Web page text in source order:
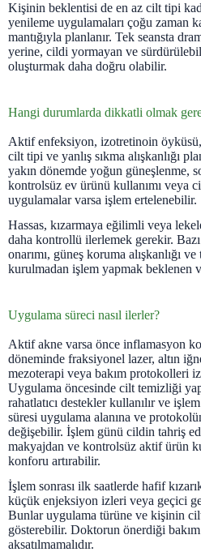
Kişinin beklentisi de en az cilt tipi
yenileme uygulamaları çoğu zaman
mantığıyla planlanır. Tek seansta
yerine, cildi yormayan ve
oluşturmak daha doğru olabilir.
Hangi durumlarda dikkatli olmak
Aktif enfeksiyon, izotretinoin
cilt tipi ve yanlış sıkma alışkanlığı
yakın dönemde yoğun güneşlenme,
kontrolsüz ev ürünü kullanımı veya
uygulamalar varsa işlem ertelenebilir.
Hassas, kızarmaya eğilimli veya
daha kontrollü ilerlemek gerekir.
onarımı, güneş koruma alışkanlığı
kurulmadan işlem yapmak beklenen
Uygulama süreci nasıl ilerler?
Aktif akne varsa önce inflamasyon
döneminde fraksiyonel lazer, altın
mezoterapi veya bakım protokolleri
Uygulama öncesinde cilt temizliği
rahatlatıcı destekler kullanılır ve
süresi uygulama alanına ve
değişebilir. İşlem günü cildin tahriş
makyajdan ve kontrolsüz aktif ürün
konforu artırabilir.
İşlem sonrası ilk saatlerde hafif
küçük enjeksiyon izleri veya geçici
Bunlar uygulama türüne ve kişinin cilt
gösterebilir. Doktorun önerdiği
aksatılmamalıdır.